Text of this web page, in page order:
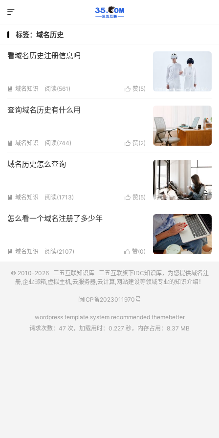

标签：域名历史
看域名历史注册信息吗
 域名知识 阅读(561)  赞(5)
查询域名历史有什么用
 域名知识 阅读(744)  赞(2)
域名历史怎么查询
 域名知识 阅读(1713)  赞(5)
怎么看一个域名注册了多少年
 域名知识 阅读(2107)  赞(0)
© 2010-2026 三五互联知识库 三五互联旗下IDC知识库，为您提供域名注
册,企业邮箱,虚拟主机,云服务器,云计算,网站建设等领域专业的知识介绍！
闽ICP备2023011970号
wordpress template system recommended themebetter
请求次数：47 次，加载用时：0.227 秒，内存占用：8.37 MB